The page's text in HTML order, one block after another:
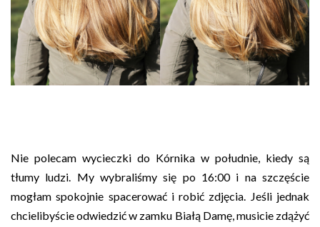
Nie polecam wycieczki do Kórnika w południe, kiedy są
tłumy ludzi. My wybraliśmy się po 16:00 i na szczęście
mogłam spokojnie spacerować i robić zdjęcia. Jeśli jednak
chcielibyście odwiedzić w zamku Białą Damę, musicie zdążyć